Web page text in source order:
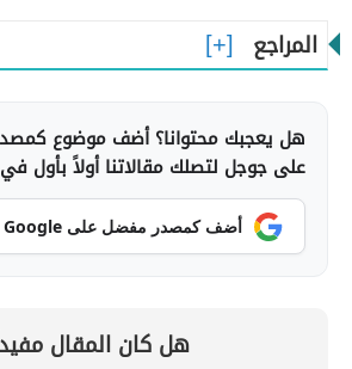
المراجع
هل يعجبك محتوانا؟ أضف موضوع
على جوجل لتصلك مقالاتنا أولاً بأول في
أضف كمصدر مفضل على Google
هل كان المقال